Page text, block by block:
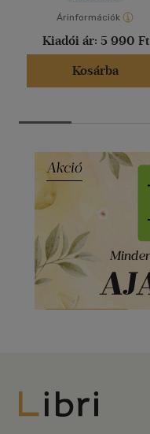
Árinformációk
Kiadói ár: 5 990 Ft
Kosárba
Libri